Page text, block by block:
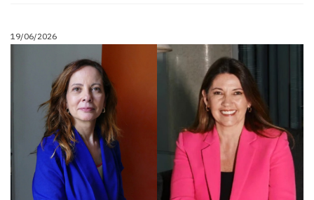
del
Contingut
patrocinat
llegit...
Editorial
19/06/2026